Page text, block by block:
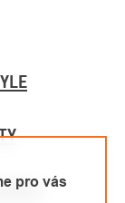
pro vás